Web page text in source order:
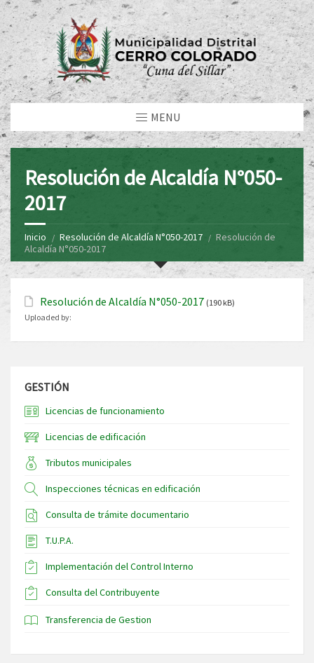
MENU
Resolución de Alcaldía N°050-
2017
Inicio Resolución de Alcaldía N°050-2017
Resolución de
Alcaldía N°050-2017
Resolución de Alcaldía N°050-2017 (190 kB)
Uploaded by:
GESTIÓN
Licencias de funcionamiento
Licencias de edificación
Tributos municipales
Inspecciones técnicas en edificación
Consulta de trámite documentario
T.U.P.A.
Implementación del Control Interno
Consulta del Contribuyente
Transferencia de Gestion